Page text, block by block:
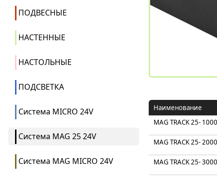
ПОДВЕСНЫЕ
НАСТЕННЫЕ
НАСТОЛЬНЫЕ
ПОДСВЕТКА
Система MICRO 24V
Система MAG 25 24V
Система MAG MICRO 24V
Наименование
MAG TRACK 25- 1000
MAG TRACK 25- 2000
MAG TRACK 25- 3000